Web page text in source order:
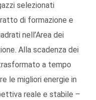
selezionati
di formazione e
nell’Area dei
Alla scadenza dei
a tempo
le migliori energie in
reale e stabile –